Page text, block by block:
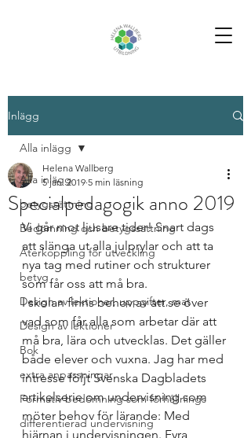
Inlägg
Alla inlägg
betygssättning
Bedömning och betygssättning
Återkoppling för utveckling
betyg
Design av lektioner, uppgifter, mat
Design av lektioner
Bok
extra anpassningar
Formativ bedömning som förhållnings
differentierad undervisning
Alla inlägg
Specialpedagogik anno 2019
Helena Wallberg
5 jan. 2019 5 min läsning
Vi går mot ljusare tider! Snart dags
att slänga ut alla julprylar och att ta
nya tag med rutiner och strukturer
som får oss att må bra.
I skolan finns behov av att se över
vad som får alla som arbetar där att
må bra, lära och utvecklas. Det gäller
både elever och vuxna. Jag har med
intresse följt Svenska Dagbladets
artikelserie om undervisning som
möter behov för lärande: Med
hjärnan i undervisningen. Fyra